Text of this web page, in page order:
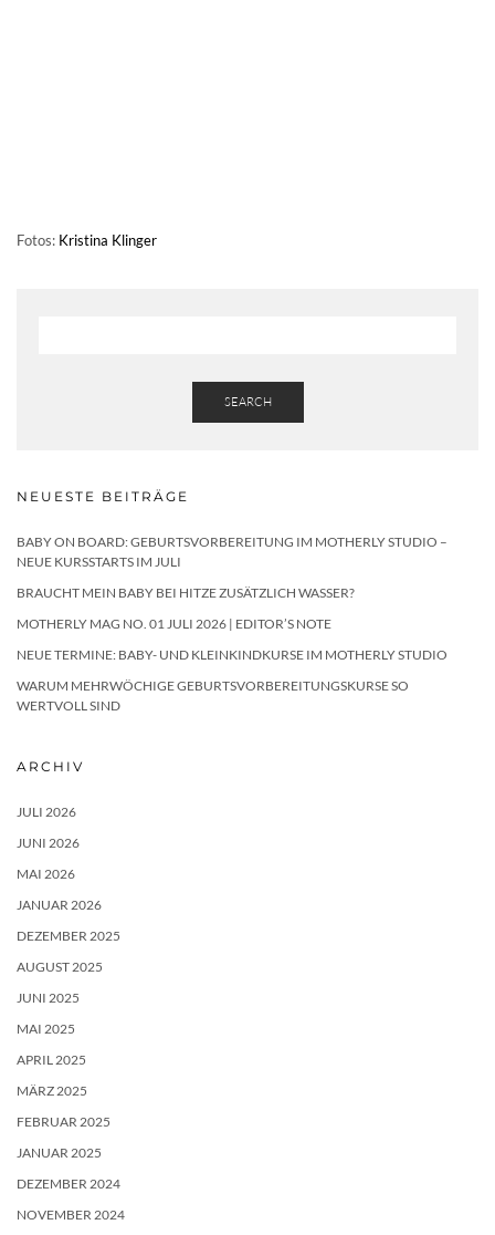
Fotos: Kristina Klinger
SEARCH
NEUESTE BEITRÄGE
BABY ON BOARD: GEBURTSVORBEREITUNG IM MOTHERLY STUDIO –
NEUE KURSSTARTS IM JULI
BRAUCHT MEIN BABY BEI HITZE ZUSÄTZLICH WASSER?
MOTHERLY MAG NO. 01 JULI 2026 | EDITOR’S NOTE
NEUE TERMINE: BABY- UND KLEINKINDKURSE IM MOTHERLY STUDIO
WARUM MEHRWÖCHIGE GEBURTSVORBEREITUNGSKURSE SO
WERTVOLL SIND
ARCHIV
JULI 2026
JUNI 2026
MAI 2026
JANUAR 2026
DEZEMBER 2025
AUGUST 2025
JUNI 2025
MAI 2025
APRIL 2025
MÄRZ 2025
FEBRUAR 2025
JANUAR 2025
DEZEMBER 2024
NOVEMBER 2024